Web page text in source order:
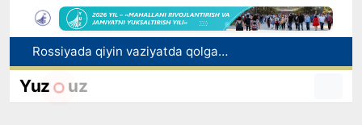
2030 yilgacha xavfli chiqindilarni qayta ishlash darajasi 20 foizga yetkaziladi
Oʻzbekiston ilk bor Xalqaro informatika olimpiadasi — IOI 2026ga mezbonlik qiladi
Yuz uz